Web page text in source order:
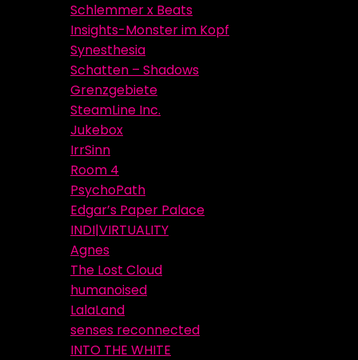
Schlemmer x Beats
Insights-Monster im Kopf
Synesthesia
Schatten – Shadows
Grenzgebiete
SteamLine Inc.
Jukebox
IrrSinn
Room 4
PsychoPath
Edgar’s Paper Palace
INDI|VIRTUALITY
Agnes
The Lost Cloud
humanoised
LalaLand
senses reconnected
INTO THE WHITE